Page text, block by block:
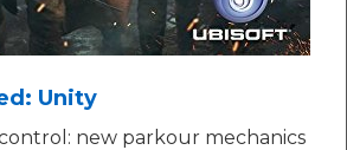
Unity
new parkour mechanics